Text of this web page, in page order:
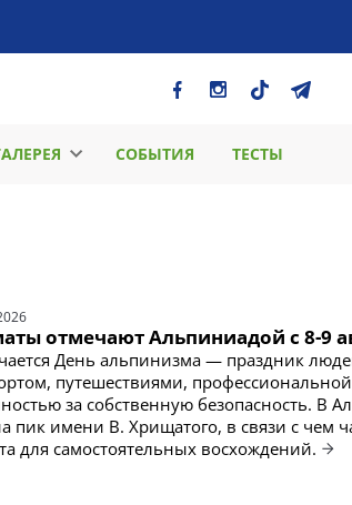
СОБЫТИЯ ТЕСТЫ
отмечают Альпиниадой с 8-9
День альпинизма — праздник
путешествиями, профессиональной
за собственную безопасность. В
пик имени В. Хрищатого, в связи с чем
для самостоятельных восхождений.